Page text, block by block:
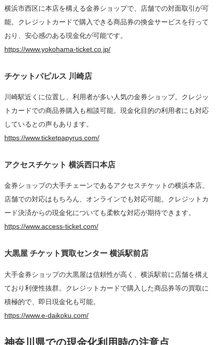
横浜市西区に本店を構える金券ショップで、店舗での対面取引が可
能。クレジットカードで購入できる商品券の換金サービスを行って
おり、安心感のある現金化が可能です。
https://www.yokohama-ticket.co.jp/
チケットパピルス 川崎店
川崎駅近くに位置し、利用者が多い人気の金券ショップ。クレジッ
トカードでの商品券購入も相談可能。現金化目的の利用者にも対応
しているとの声もあります。
https://www.ticketpapyrus.com/
アクセスチケット 横浜西口本店
金券ショップの大手チェーンであるアクセスチケットの横浜本店。
店舗での対応はもちろん、オンラインでも対応可能。クレジットカ
ード決済からの現金化についても柔軟な対応が期待できます。
https://www.access-ticket.com/
大黒屋 チケット買取センター 横浜駅前店
大手金券ショップの大黒屋は信頼性が高く、横浜駅前に店舗を構え
ており利便性抜群。クレジットカードで購入した商品券等の買取に
積極的で、即日現金化も可能。
https://www.e-daikoku.com/
神奈川県での現金化利用時の注意点